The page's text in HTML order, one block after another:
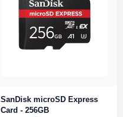
SanDisk microSD Express
Card - 256GB